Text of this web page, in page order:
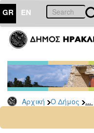
GR EN
Αρχική Ο Δήμος ...
ΔΗΜΟΣ
Διακηρύξεις
Δημοπρασίες
Αρχείο
2025